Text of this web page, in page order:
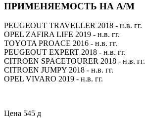
ПРИМЕНЯЕМОСТЬ НА А/М
PEUGEOUT TRAVELLER 2018 - н.в. гг.
OPEL ZAFIRA LIFE 2019 - н.в. гг.
TOYOTA PROACE 2016 - н.в. гг.
PEUGEOUT EXPERT 2018 - н.в. гг.
CITROEN SPACETOURER 2018 - н.в. гг.
CITROEN JUMPY 2018 - н.в. гг.
OPEL VIVARO 2019 - н.в. гг.
Цена 545 д